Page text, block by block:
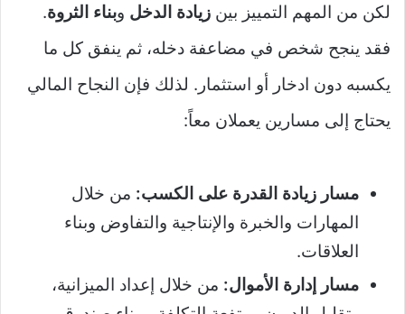
لكن من المهم التمييز بين زيادة الدخل وبناء الثروة.
فقد ينجح شخص في مضاعفة دخله، ثم ينفق كل ما
يكسبه دون ادخار أو استثمار. لذلك فإن النجاح المالي
يحتاج إلى مسارين يعملان معاً:
مسار زيادة القدرة على الكسب: من خلال
المهارات والخبرة والإنتاجية والتفاوض وبناء
العلاقات.
مسار إدارة الأموال: من خلال إعداد الميزانية،